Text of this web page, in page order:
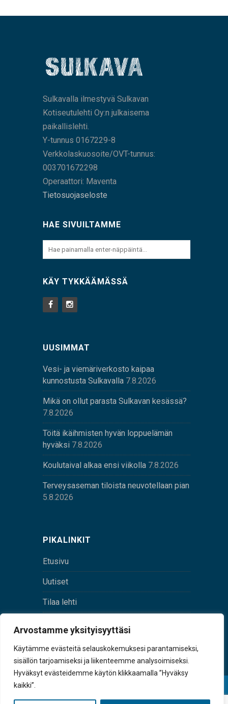
Arvostamme yksityisyyttäsi
Käytämme evästeitä selauskokemuksesi parantamiseksi,
sisällön tarjoamiseksi ja liikenteemme analysoimiseksi.
Hyväksyt evästeidemme käytön klikkaamalla ”Hyväksy
kaikki”.
Sulkavalla ilmestyvä Sulkavan
Kotiseutulehti Oy:n julkaisema
paikallislehti.
Y-tunnus 0167229-8
Verkkolaskuosoite/OVT-tunnus:
003701672298
Operaattori: Maventa
Tietosuojaseloste
HAE SIVUILTAMME
KÄY TYKKÄÄMÄSSÄ
UUSIMMAT
Vesi- ja viemäriverkosto kaipaa
kunnostusta Sulkavalla 7.8.2026
Mikä on ollut parasta Sulkavan kesässä?
7.8.2026
Töitä ikäihmisten hyvän loppuelämän
hyväksi 7.8.2026
Koulutaival alkaa ensi viikolla 7.8.2026
Terveysaseman tiloista neuvotellaan pian
5.8.2026
PIKALINKIT
Etusivu
Uutiset
Tilaa lehti
tunnus 0167229-8